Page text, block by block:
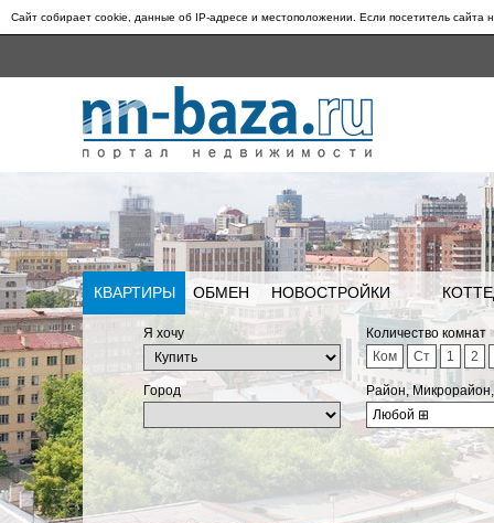
Сайт собирает cookie, данные об IP-адресе и местоположении. Если посетитель сайта
КВАРТИРЫ ОБМЕН НОВОСТРОЙКИ
Я хочу
Количество комнат
Ком
Ст 1 2
Город
Район,
Любой ⊞